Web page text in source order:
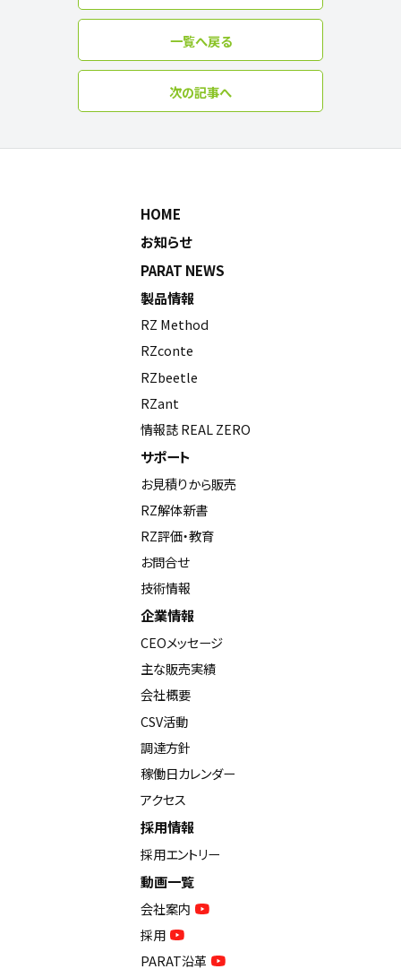
一覧へ戻る
次の記事へ
HOME
お知らせ
PARAT NEWS
製品情報
RZ Method
RZconte
RZbeetle
RZant
情報誌 REAL ZERO
サポート
お見積りから販売
RZ解体新書
RZ評価・教育
お問合せ
技術情報
企業情報
CEOメッセージ
主な販売実績
会社概要
CSV活動
調達方針
稼働日カレンダー
アクセス
採用情報
採用エントリー
動画一覧
会社案内
採用
PARAT沿革